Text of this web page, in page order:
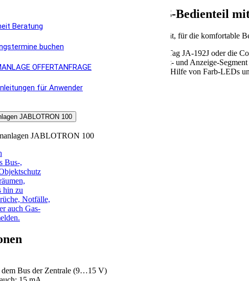
Beratung
buchen
OFFERTANFRAGE
für Anwender
100 JA-114E – BUS-Bedienteil
mit LCD-Display, Tastatur und RFID- Lesegerät, für die komfortable
(Schaltung der Alarmanlage) über den RFID Tag JA-192J oder die
dessen Komponenten abgerufen werden. Ein Schalt- und Anzeige-
auf das JA-114E aufgeklappt und zeigen mit Hilfe von Farb-LEDs
JABLOTRON 100
JABLOTRON 100
Bus-,
hin zu
Notfälle,
auch Gas-
dem Bus der Zentrale (9…15 V)